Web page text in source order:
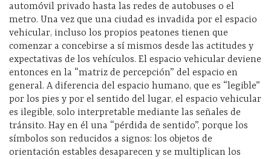
automóvil privado hasta las redes de autobuses o el
metro. Una vez que una ciudad es invadida por el espacio
vehicular, incluso los propios peatones tienen que
comenzar a concebirse a sí mismos desde las actitudes y
expectativas de los vehículos. El espacio vehicular deviene
entonces en la “matriz de percepción” del espacio en
general. A diferencia del espacio humano, que es “legible”
por los pies y por el sentido del lugar, el espacio vehicular
es ilegible, solo interpretable mediante las señales de
tránsito. Hay en él una “pérdida de sentido”, porque los
símbolos son reducidos a signos: los objetos de
orientación estables desaparecen y se multiplican los